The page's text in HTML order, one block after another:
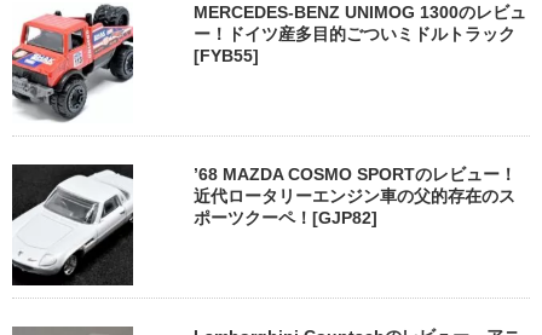
MERCEDES-BENZ UNIMOG 1300のレビュ
ー！ドイツ産多目的ごついミドルトラック
[FYB55]
’68 MAZDA COSMO SPORTのレビュー！
近代ロータリーエンジン車の父的存在のス
ポーツクーペ！[GJP82]